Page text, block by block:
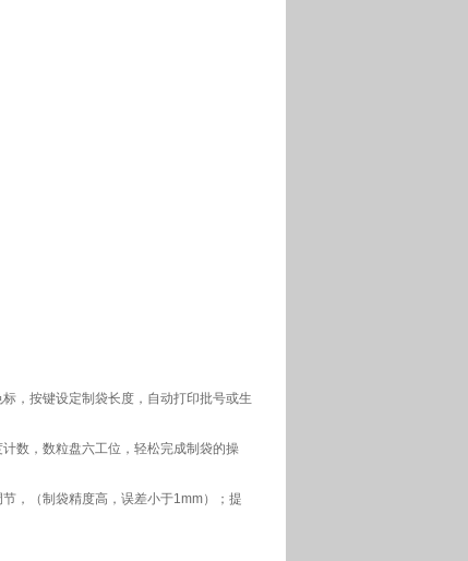
，按键设定制袋长度，自动打印批号或生
数，数粒盘六工位，轻松完成制袋的操
，（制袋精度高，误差小于1mm）；提